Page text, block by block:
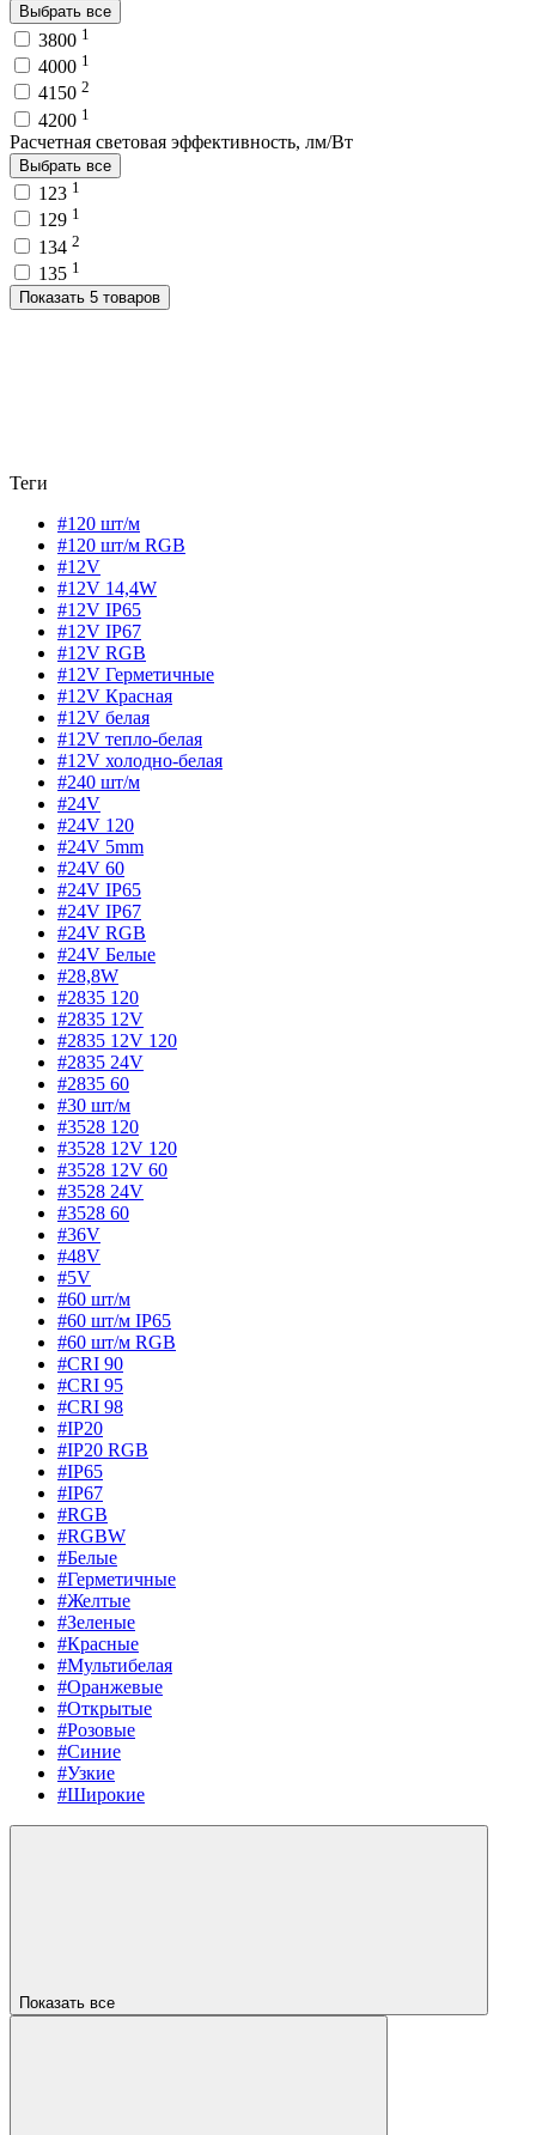
Выбрать все
3800 1
4000 1
4150 2
4200 1
Расчетная световая эффективность, лм/Вт
Выбрать все
123 1
129 1
134 2
135 1
Показать 5 товаров
Теги
#120 шт/м
#120 шт/м RGB
#12V
#12V 14,4W
#12V IP65
#12V IP67
#12V RGB
#12V Герметичные
#12V Красная
#12V белая
#12V тепло-белая
#12V холодно-белая
#240 шт/м
#24V
#24V 120
#24V 5mm
#24V 60
#24V IP65
#24V IP67
#24V RGB
#24V Белые
#28,8W
#2835 120
#2835 12V
#2835 12V 120
#2835 24V
#2835 60
#30 шт/м
#3528 120
#3528 12V 120
#3528 12V 60
#3528 24V
#3528 60
#36V
#48V
#5V
#60 шт/м
#60 шт/м IP65
#60 шт/м RGB
#CRI 90
#CRI 95
#CRI 98
#IP20
#IP20 RGB
#IP65
#IP67
#RGB
#RGBW
#Белые
#Герметичные
#Желтые
#Зеленые
#Красные
#Мультибелая
#Оранжевые
#Открытые
#Розовые
#Синие
#Узкие
#Широкие
Показать все